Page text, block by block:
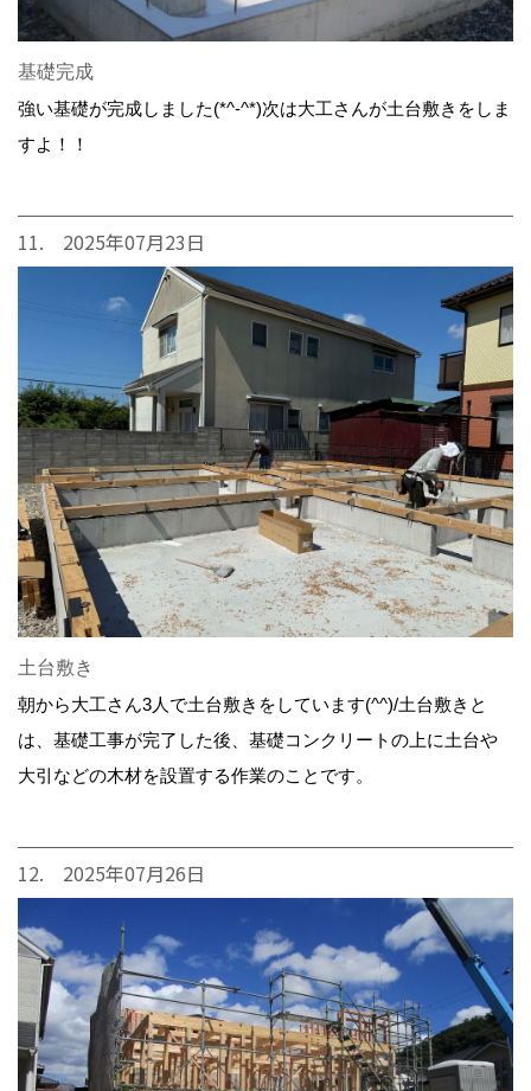
基礎完成
強い基礎が完成しました(*^-^*)次は大工さんが土台敷きをしま
すよ！！
11. 2025年07月23日
土台敷き
朝から大工さん3人で土台敷きをしています(^^)/土台敷きと
は、基礎工事が完了した後、基礎コンクリートの上に土台や
大引などの木材を設置する作業のことです。
12. 2025年07月26日